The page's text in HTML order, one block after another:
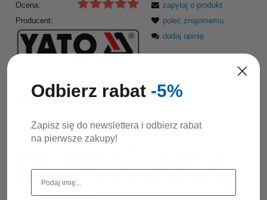
Ocena:
Producent:
zapytaj o produkt
poleć znajomemu
dodaj opinię
OPIS
Charakterystyka:
Odbierz rabat -5%
Zapisz się do newslettera i odbierz rabat
na pierwsze zakupy!